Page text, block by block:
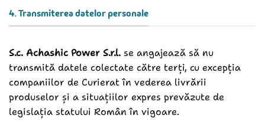
4. Transmiterea datelor personale
S.c. Achashic Power S.r.l. se angajează să nu
transmită datele colectate către terți, cu excepția
companiilor de Curierat în vederea livrării
produselor și a situațiilor expres prevăzute de
legislația statului Român în vigoare.